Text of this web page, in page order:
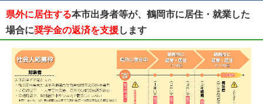
県外に居住する本市出身者等が、鶴岡市に居住・就業した
場合に奨学金の返済を支援します